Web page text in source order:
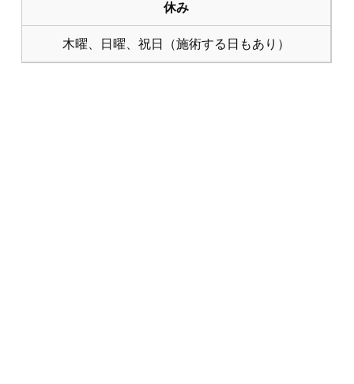
休み
木曜、日曜、祝日（施術する日もあり）